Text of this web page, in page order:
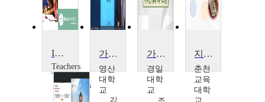
ICT Special: Secondary PSHE: Sex Education
Teachers
TV
Teachers
TV
가족생활교육
영산
대학
교
가족관계와 의사소통
경일
대학
교
지속가능한가정생활교육
춘천
교육
대학